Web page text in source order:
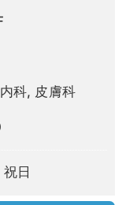
科, 皮膚科
日